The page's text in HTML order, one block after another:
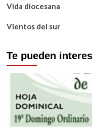
Vida diocesana
Vientos del sur
Te pueden